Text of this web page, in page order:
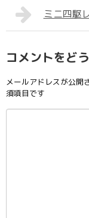
ミニ四駆
コメントをど
メールアドレスが公開
須項目です